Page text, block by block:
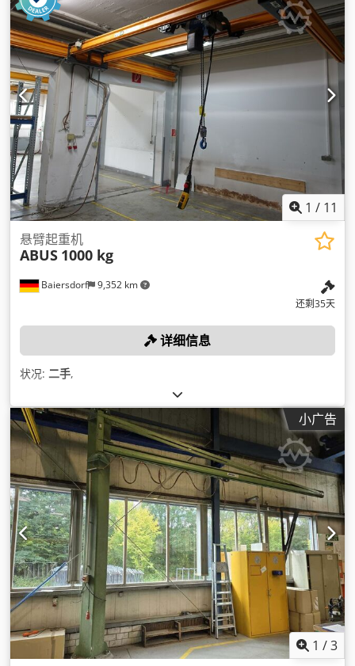
1 / 11
Baiersdorf 9,352 km
悬臂起重机
ABUS 1000 kg
还剩35天
详细信息
状况: 二手,
小广告
1 /3